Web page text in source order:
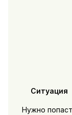
Ситуация
Нужно